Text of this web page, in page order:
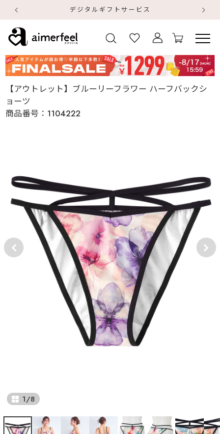
デジタルギフトサービス
【アウトレット】ブルーリーフラワー ハーフバックシ
ョーツ
商品番号： 1104222
1/8